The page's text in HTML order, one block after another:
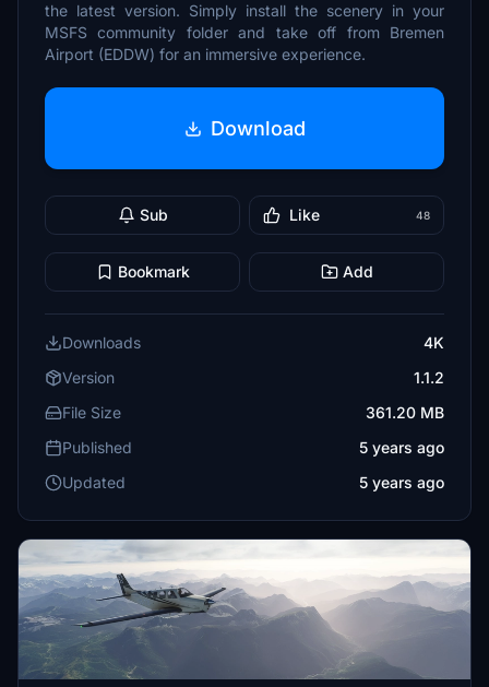
the latest version. Simply install the scenery in your
MSFS community folder and take off from Bremen
Airport (EDDW) for an immersive experience.
Download
Sub Like 48
Bookmark Add
Downloads
4K
Version
1.1.2
File Size
361.20 MB
Published
5 years ago
Updated
5 years ago